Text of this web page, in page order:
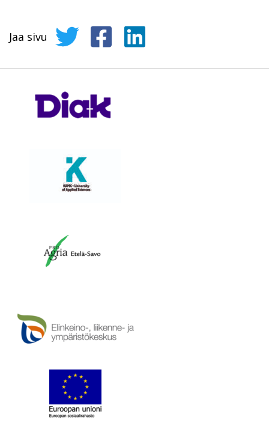
Jaa sivu Jaa sivu Twitterissä
Jaa sivu Facebookissa
Jaa sivu LinkedInissä